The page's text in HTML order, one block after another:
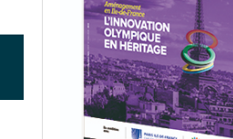
un
ABF, ZAC : F. Vauglin détaille sa
l’urbanisme parisien- 17
de la tech et de la finance
de la location de luxe-